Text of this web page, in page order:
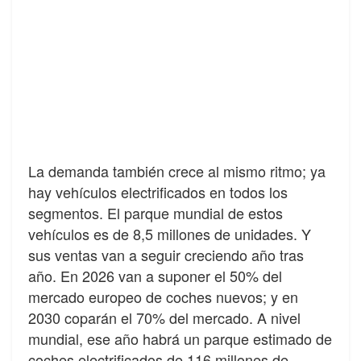
La demanda también crece al mismo ritmo; ya
hay vehículos electrificados en todos los
segmentos. El parque mundial de estos
vehículos es de 8,5 millones de unidades. Y
sus ventas van a seguir creciendo año tras
año. En 2026 van a suponer el 50% del
mercado europeo de coches nuevos; y en
2030 coparán el 70% del mercado. A nivel
mundial, ese año habrá un parque estimado de